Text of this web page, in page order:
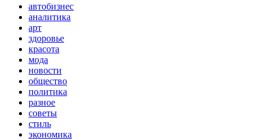
автобизнес
аналитика
арт
здоровье
красота
мода
новости
общество
политика
разное
советы
стиль
экономика